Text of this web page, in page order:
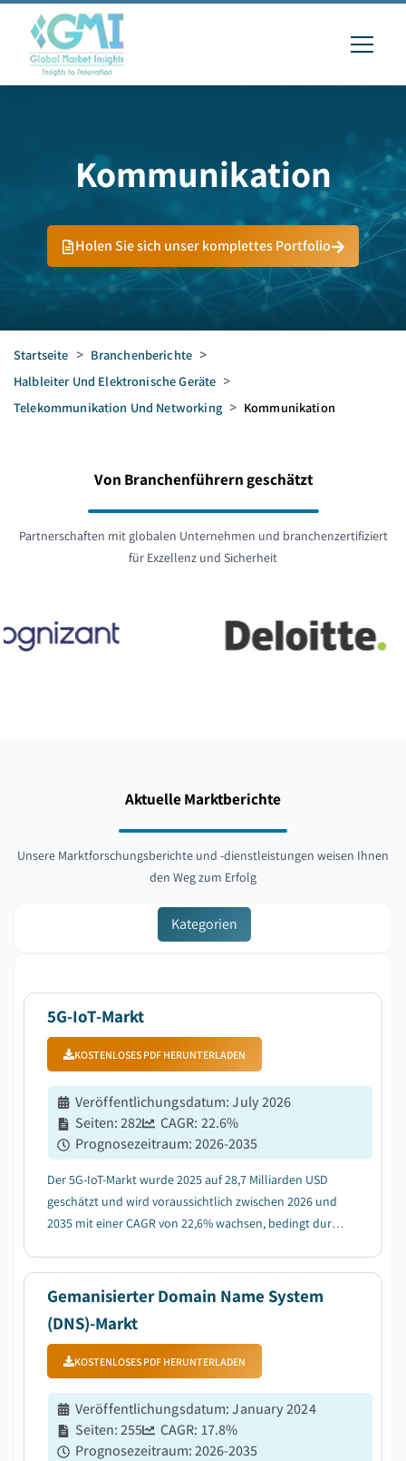
Kommunikation
Holen Sie sich unser komplettes Portfolio
Startseite > Branchenberichte >
Halbleiter Und Elektronische Geräte >
Telekommunikation Und Networking > Kommunikation
Von Branchenführern geschätzt
Partnerschaften mit globalen Unternehmen und branchenzertifiziert
für Exzellenz und Sicherheit
Aktuelle Marktberichte
Unsere Marktforschungsberichte und -dienstleistungen weisen Ihnen
den Weg zum Erfolg
Kategorien
5G-IoT-Markt
KOSTENLOSES PDF HERUNTERLADEN
Veröffentlichungsdatum:July 2026
Seiten:282 CAGR: 22.6%
Prognosezeitraum:2026-2035
Der 5G-IoT-Markt wurde 2025 auf 28,7 Milliarden USD
geschätzt und wird voraussichtlich zwischen 2026 und
2035 mit einer CAGR von 22,6% wachsen, bedingt durch
Gemanisierter Domain Name System
(DNS)-Markt
KOSTENLOSES PDF HERUNTERLADEN
Veröffentlichungsdatum:January 2024
Seiten:255 CAGR: 17.8%
Prognosezeitraum:2026-2035